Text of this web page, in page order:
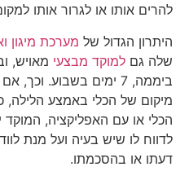
להרים אותו או לגרור אותו
היתרון הגדול של מערכת מיגון
שלה גם למוקד מבצעי
ביממה, 7 ימים בשבוע.
מיקום של הכלי באמצע הלילה,
הכלי או עם האפליקציה, המוקד
לדווח לו שיש בעיה ועל מנת
דעתו או בהסכמתו.